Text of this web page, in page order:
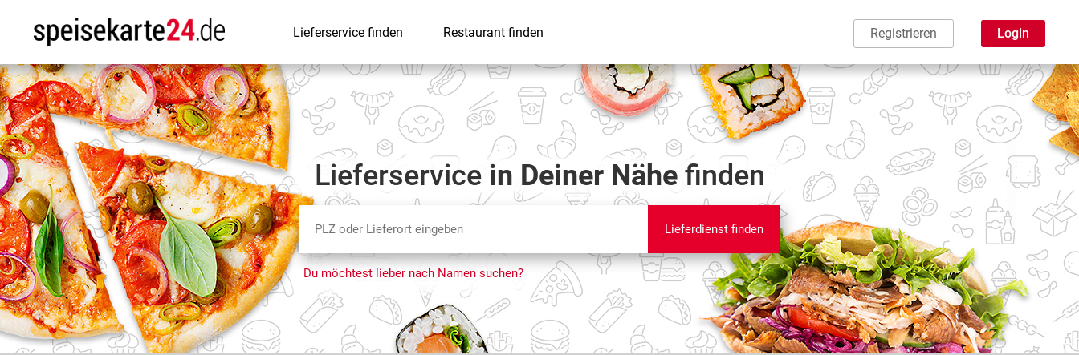
Lieferservice finden Restaurant finden Registrieren Login
Lieferservice in Deiner Nähefinden
Lieferdienst finden
Du möchtest lieber nach Namen suchen?